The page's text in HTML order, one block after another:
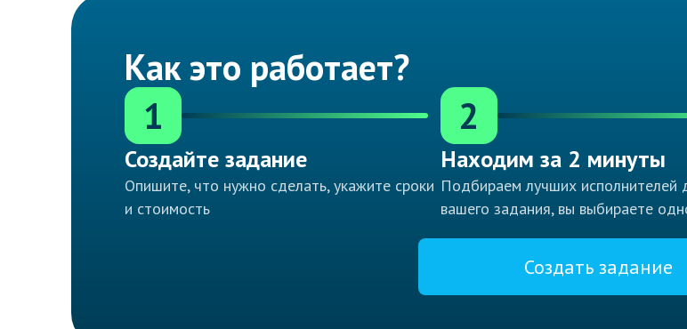
Как это работает?
1
Создайте задание
Опишите, что нужно сделать, укажите сроки
и стоимость
2
Находим за 2 минуты
Подбираем лучших исполнителей
вашего задания, вы выбираете
Создать задание